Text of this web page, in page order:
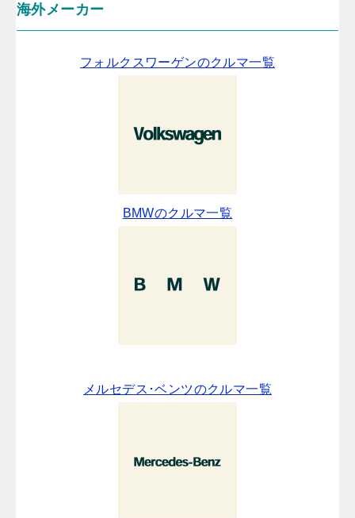
海外メーカー
フォルクスワーゲンのクルマ一覧
BMWのクルマ一覧
メルセデス･ベンツのクルマ一覧